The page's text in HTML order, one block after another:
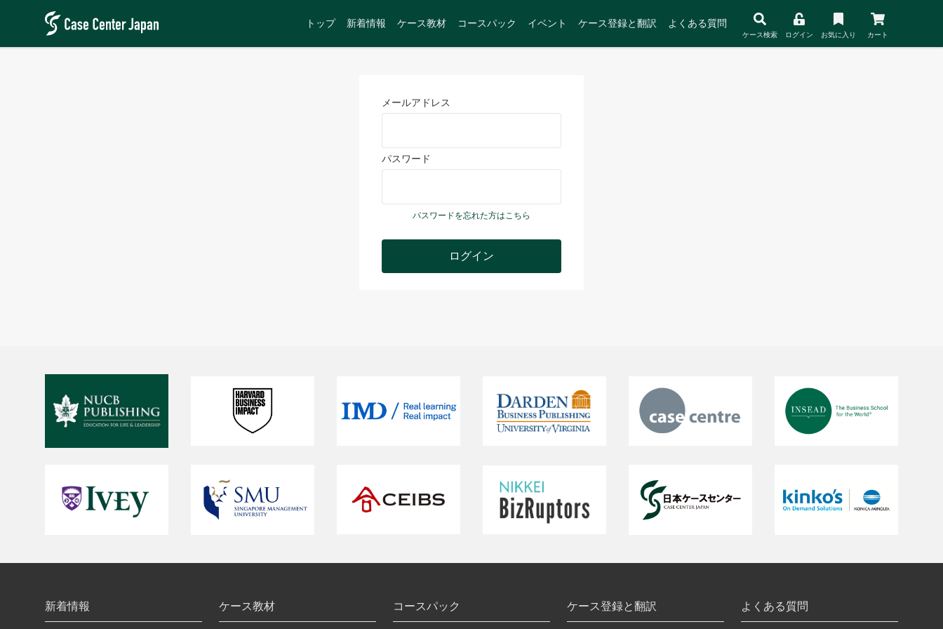
トップ 新着情報 ケース教材 コースパック イベント ケース登録と翻訳 よくある質問
ケース検索 ログイン お気に入り カート
メールアドレス
パスワード
パスワードを忘れた方はこちら
ログイン
新着情報 ケース教材 コースパック ケース登録と翻訳 よくある質問